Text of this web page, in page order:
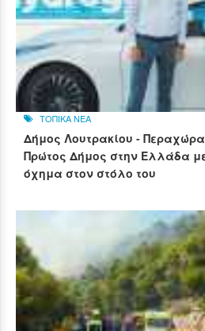
ΤΟΠΙΚΑ ΝΕΑ
Δήμος Λουτρακίου -
Πρώτος Δήμος στην Ελλάδα
όχημα στον στόλο του